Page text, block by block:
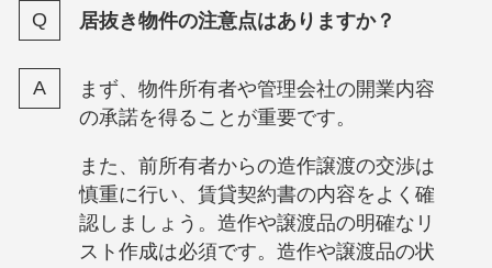
居抜き物件の注意点はありますか？
まず、物件所有者や管理会社の開業内容
の承諾を得ることが重要です。
また、前所有者からの造作譲渡の交渉は
慎重に行い、賃貸契約書の内容をよく確
認しましょう。造作や譲渡品の明確なリ
スト作成は必須です。造作や譲渡品の状